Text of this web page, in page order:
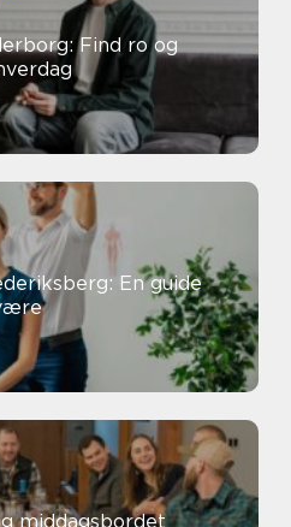
Find ro og
En guide
middagsbordet